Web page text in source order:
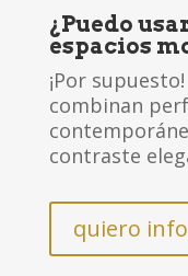
¿Puedo
espacios
¡Por
combinan
contraste
quiero